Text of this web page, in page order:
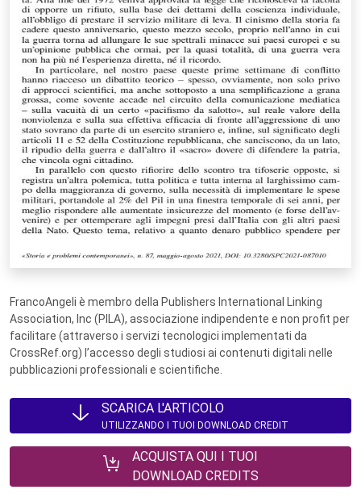
FrancoAngeli è membro della Publishers International Linking
Association, Inc (PILA), associazione indipendente e non profit per
facilitare (attraverso i servizi tecnologici implementati da
CrossRef.org) l’accesso degli studiosi ai contenuti digitali nelle
pubblicazioni professionali e scientifiche.
SCARICA L'ARTICOLO
UTILIZZANDO I TUOI DOWNLOAD CREDIT
ACQUISTA QUI I TUOI
DOWNLOAD CREDITS